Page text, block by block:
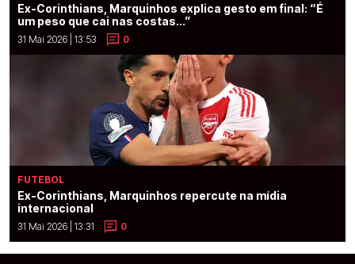
Ex-Corinthians, Marquinhos explica gesto em final: “É
um peso que cai nas costas...”
31 Mai 2026 | 13:53 0
FUTEBOL
Ex-Corinthians, Marquinhos repercute na mídia
internacional
31 Mai 2026 | 13:31 0